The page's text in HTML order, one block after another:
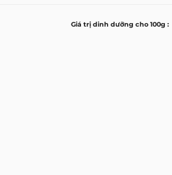
Giá trị dinh dưỡng cho 100g :